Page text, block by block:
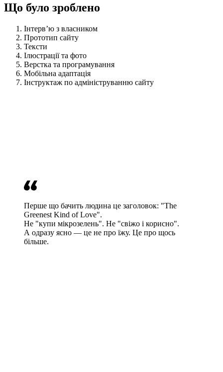
Що було зроблено
Інтерв’ю з власником
Прототип сайту
Тексти
Ілюстрації та фото
Верстка та програмування
Мобільна адаптація
Інструктаж по адмініструванню сайту
Перше що бачить людина це заголовок: "The
Greenest Kind of Love".
Не "купи мікрозелень". Не "свіжо і корисно".
А одразу ясно — це не про їжу. Це про щось
більше.